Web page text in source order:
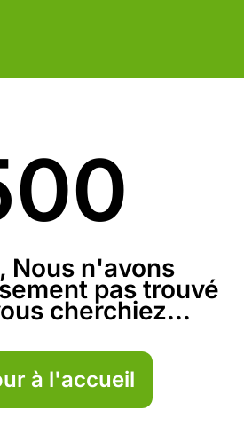
500
Nous n'avons
pas trouvé
cherchiez...
à l'accueil